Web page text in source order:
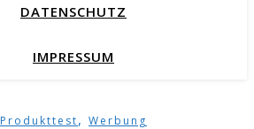
DATENSCHUTZ
IMPRESSUM
Produkttest, Werbung